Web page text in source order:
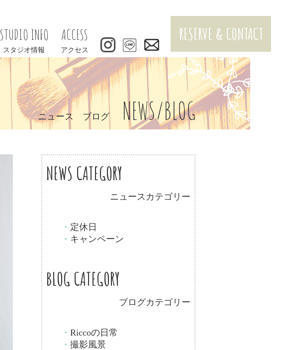
STUDIO INFO
スタジオ情報
ACCESS
アクセス
RESERVE & CONTACT
ニュース ブログ NEWS/BLOG
NEWS CATEGORY
ニュースカテゴリー
・ 定休日
・ キャンペーン
BLOG CATEGORY
ブログカテゴリー
・ Riccoの日常
・ 撮影風景